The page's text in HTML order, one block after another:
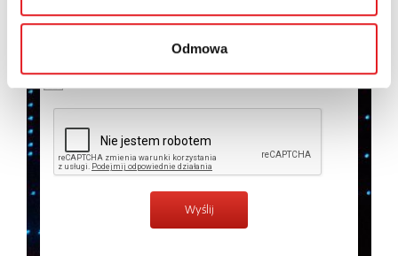
Odmowa
temat przetwarzania danych osobowych wPolityce
Zapoznałem z treściąPolityki Prywatności*